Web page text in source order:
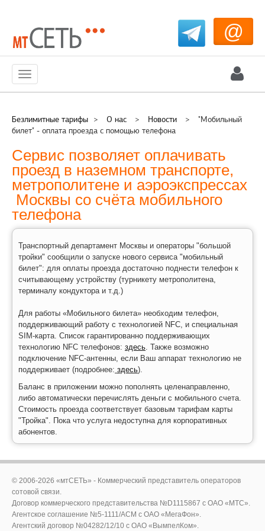
@
Меню
Безлимитные тарифы > О нас > Новости >
"Мобильный
билет" - оплата проезда с помощью телефона
Сервис позволяет оплачивать
проезд в наземном транспорте,
метрополитене и аэроэкспрессах
Москвы со счёта мобильного
телефона
Транспортный департамент Москвы и операторы "большой
тройки" сообщили о запуске нового сервиса "мобильный
билет": для оплаты проезда достаточно поднести телефон к
считывающему устройству (турникету метрополитена,
терминалу кондуктора и т.д.)
Для работы «Мобильного билета» необходим телефон,
поддерживающий работу с технологией NFC, и специальная
SIM-карта. Список гарантированно поддерживающих
технологию NFC телефонов: здесь. Также возможно
подключение NFC-антенны, если Ваш аппарат технологию не
поддерживает (подробнее: здесь).
Баланс в приложении можно пополнять целенаправленно,
либо автоматически перечислять деньги с мобильного счета.
Стоимость проезда соответствует базовым тарифам карты
"Тройка". Пока что услуга недоступна для корпоративных
абонентов.
© 2006-2026 «мтСЕТЬ» - Коммерческий представитель операторов
сотовой связи.
Договор коммерческого представительства №D1115867 c ОАО «МТС».
Агентское соглашение №5-1111/ACM c ОАО «МегаФон».
Агентский договор №04282/12/10 с ОАО «ВымпелКом».